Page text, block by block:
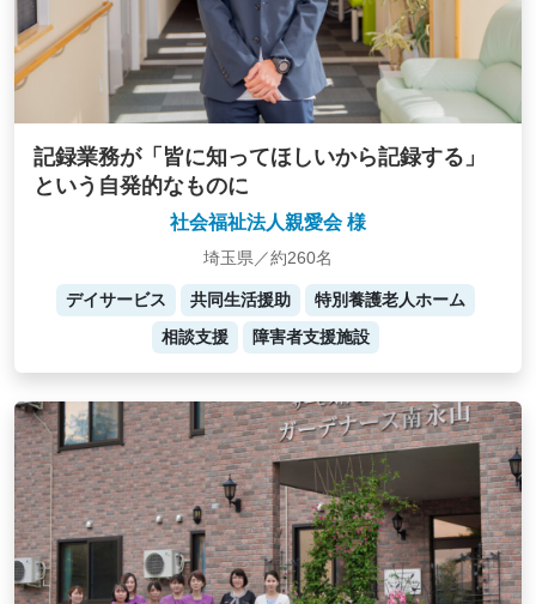
記録業務が「皆に知ってほしいから記録する」
という自発的なものに
社会福祉法人親愛会 様
埼玉県／約260名
デイサービス 共同生活援助
特別養護老人ホーム
相談支援
障害者支援施設